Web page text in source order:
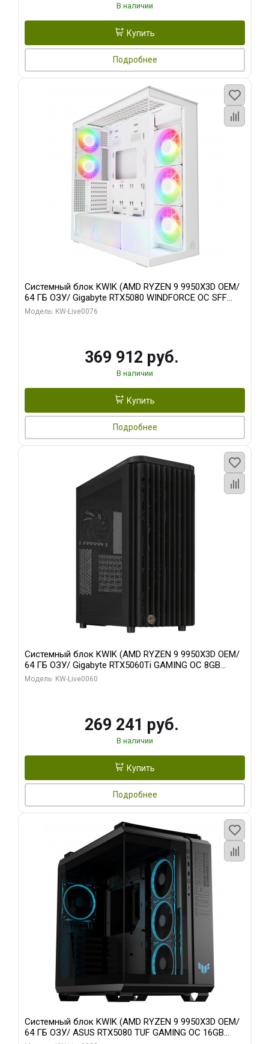
В наличии
Купить
Подробнее
Системный блок KWIK (AMD RYZEN 9 9950X3D OEM/
64 ГБ ОЗУ/ Gigabyte RTX5080 WINDFORCE OC SFF
16GB GDDR7 256bit / 960 ГБ SSD)
Модель: KW-Live0076
369 912 руб.
В наличии
Купить
Подробнее
Системный блок KWIK (AMD RYZEN 9 9950X3D OEM/
64 ГБ ОЗУ/ Gigabyte RTX5060Ti GAMING OC 8GB
GDDR7 128bit 3xDP H/ 1 ТБ SSD)
Модель: KW-Live0060
269 241 руб.
В наличии
Купить
Подробнее
Системный блок KWIK (AMD RYZEN 9 9950X3D OEM/
64 ГБ ОЗУ/ ASUS RTX5080 TUF GAMING OC 16GB